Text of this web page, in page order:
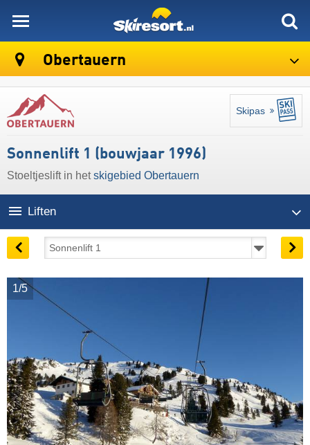
Obertauern
Skipas
Sonnenlift 1 (bouwjaar 1996)
Stoeltjeslift in hetskigebied Obertauern
Liften
1/5